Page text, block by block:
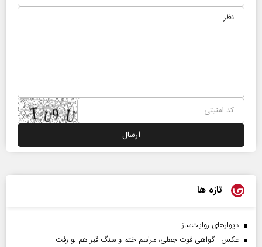
تازه ها
دیوارهای روایت‌ساز
عکس | گواهی فوت جعلی، مراسم ختم و سنگ قبر هم لو رفت